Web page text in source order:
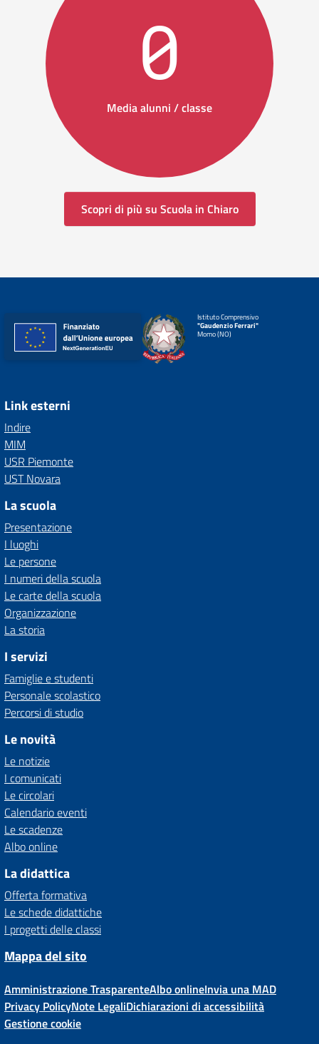
0
Media alunni / classe
Scopri di più su Scuola in Chiaro
Istituto Comprensivo
"Gaudenzio Ferrari"
Momo (NO)
Link esterni
Indire
MIM
USR Piemonte
UST Novara
La scuola
Presentazione
I luoghi
Le persone
I numeri della scuola
Le carte della scuola
Organizzazione
La storia
I servizi
Famiglie e studenti
Personale scolastico
Percorsi di studio
Le novità
Le notizie
I comunicati
Le circolari
Calendario eventi
Le scadenze
Albo online
La didattica
Offerta formativa
Le schede didattiche
I progetti delle classi
Mappa del sito
Amministrazione TrasparenteAlbo onlineInvia una MAD
Privacy PolicyNote LegaliDichiarazioni di accessibilità
Gestione cookie